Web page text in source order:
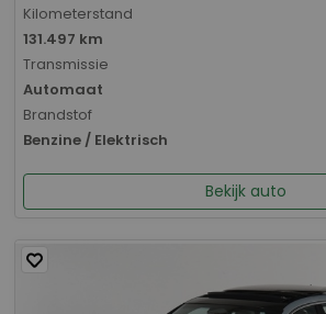
Kilometerstand
131.497 km
Transmissie
Automaat
Brandstof
Benzine / Elektrisch
Bekijk auto